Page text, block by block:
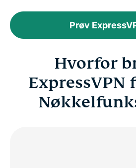
Prøv
Hvorfor
ExpressVPN